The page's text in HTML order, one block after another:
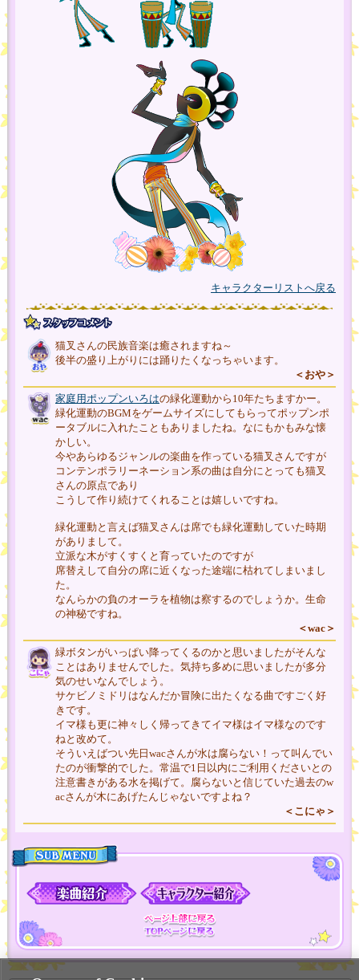
キャラクターリストへ戻る
猫叉さんの民族音楽は癒されますね～
後半の盛り上がりには踊りたくなっちゃいます。
＜おや＞
家庭用ポップンいろはの緑化運動から10年たちますかー。
緑化運動のBGMをゲームサイズにしてもらってポップンポ
ータブルに入れたこともありましたね。なにもかもみな懐
かしい。
今やあらゆるジャンルの楽曲を作っている猫叉さんですが
コンテンポラリーネーション系の曲は自分にとっても猫叉
さんの原点であり
こうして作り続けてくれることは嬉しいですね。
緑化運動と言えば猫叉さんは席でも緑化運動していた時期
がありまして。
立派な木がすくすくと育っていたのですが
席替えして自分の席に近くなった途端に枯れてしまいまし
た。
なんらかの負のオーラを植物は察するのでしょうか。生命
の神秘ですね。
＜wac＞
緑ボタンがいっぱい降ってくるのかと思いましたがそんな
ことはありませんでした。気持ち多めに思いましたが多分
気のせいなんでしょう。
サケビノミドリはなんだか冒険に出たくなる曲ですごく好
きです。
イマ様も更に神々しく帰ってきてイマ様はイマ様なのです
ねと改めて。
そういえばつい先日wacさんが水は腐らない！って叫んでい
たのが衝撃的でした。常温で1日以内にご利用くださいとの
注意書きがある水を掲げて。腐らないと信じていた過去のw
acさんが木にあげたんじゃないですよね？
＜こにゃ＞
MENU
ページ上部に戻
る
TOPページに戻
る